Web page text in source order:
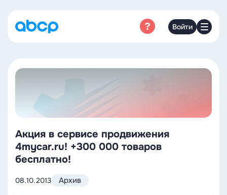
Войти
Акция в сервисе продвижения
4mycar.ru! +300 000 товаров
бесплатно!
08.10.2013 Архив